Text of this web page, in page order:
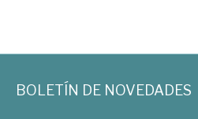
BOLETÍN DE NOVEDADES